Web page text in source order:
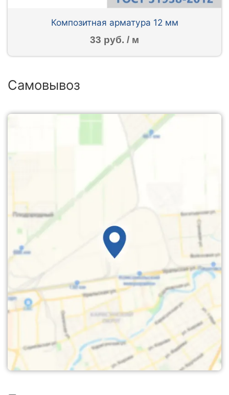
Композитная арматура 12 мм
33 руб. / м
Самовывоз